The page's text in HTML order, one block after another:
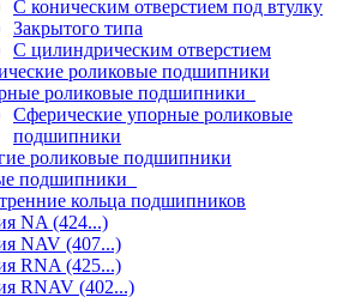
С коническим отверстием под втулку
Закрытого типа
С цилиндрическим отверстием
роликовые подшипники
роликовые подшипники
Сферические упорные роликовые
подшипники
роликовые подшипники
подшипники
кольца подшипников
NA (424...)
NAV (407...)
RNA (425...)
RNAV (402...)